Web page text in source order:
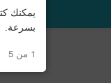
يمكنك
بسرعة.
1 من 5